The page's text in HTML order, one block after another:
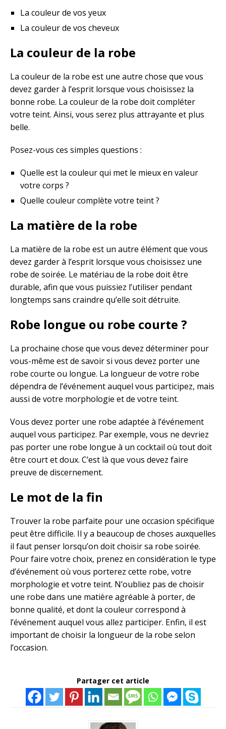
La couleur de vos yeux
La couleur de vos cheveux
La couleur de la robe
La couleur de la robe est une autre chose que vous
devez garder à l’esprit lorsque vous choisissez la
bonne robe. La couleur de la robe doit compléter
votre teint. Ainsi, vous serez plus attrayante et plus
belle.
Posez-vous ces simples questions :
Quelle est la couleur qui met le mieux en valeur
votre corps ?
Quelle couleur complète votre teint ?
La matière de la robe
La matière de la robe est un autre élément que vous
devez garder à l’esprit lorsque vous choisissez une
robe de soirée. Le matériau de la robe doit être
durable, afin que vous puissiez l’utiliser pendant
longtemps sans craindre qu’elle soit détruite.
Robe longue ou robe courte ?
La prochaine chose que vous devez déterminer pour
vous-même est de savoir si vous devez porter une
robe courte ou longue. La longueur de votre robe
dépendra de l’événement auquel vous participez, mais
aussi de votre morphologie et de votre teint.
Vous devez porter une robe adaptée à l’événement
auquel vous participez. Par exemple, vous ne devriez
pas porter une robe longue à un cocktail où tout doit
être court et doux. C’est là que vous devez faire
preuve de discernement.
Le mot de la fin
Trouver la robe parfaite pour une occasion spécifique
peut être difficile. Il y a beaucoup de choses auxquelles
il faut penser lorsqu’on doit choisir sa robe soirée.
Pour faire votre choix, prenez en considération le type
d’événement où vous porterez cette robe, votre
morphologie et votre teint. N’oubliez pas de choisir
une robe dans une matière agréable à porter, de
bonne qualité, et dont la couleur correspond à
l’événement auquel vous allez participer. Enfin, il est
important de choisir la longueur de la robe selon
l’occasion.
Partager cet article